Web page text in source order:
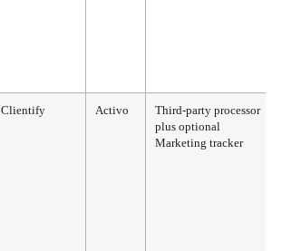
Clientify Activo
Third-party processor
plus optional
Marketing tracker